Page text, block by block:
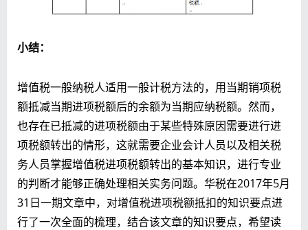
小结：
增值税一般纳税人适用一般计税方法的，用当期销项税
额抵减当期进项税额后的余额为当期应纳税额。然而，
也存在已抵减的进项税额由于某些特殊原因需要进行进
项税额转出的情形，这就需要企业会计人员以及相关税
务人员掌握增值税进项税额转出的基本知识，进行专业
的判断才能够正确处理相关实务问题。华税在2017年5月
31日一期文章中，对增值税进项税额抵扣的知识要点进
行了一次全面的梳理，结合该文章的知识要点，希望读